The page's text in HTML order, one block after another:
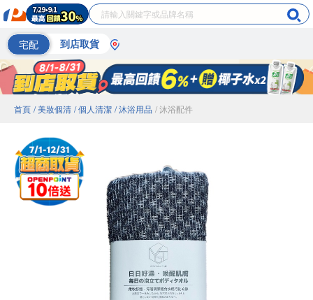
宅配 到店取貨
首頁 / 美妝個清 / 個人清潔 / 沐浴用品 / 沐浴配件